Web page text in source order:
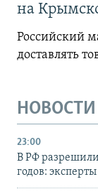
на
Российский
доставлять
НОВОСТИ
23:00
В РФ разрешили
годов: